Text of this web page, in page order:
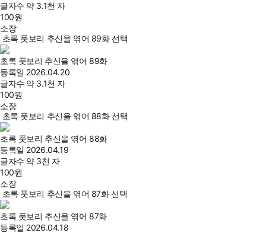
글자수 약 3.1천 자
100원
소장
초록 풋보리 추신을 엮어 89화 선택
초록 풋보리 추신을 엮어 89화
등록일 2026.04.20
글자수 약 3.1천 자
100원
소장
초록 풋보리 추신을 엮어 88화 선택
초록 풋보리 추신을 엮어 88화
등록일 2026.04.19
글자수 약 3천 자
100원
소장
초록 풋보리 추신을 엮어 87화 선택
초록 풋보리 추신을 엮어 87화
등록일 2026.04.18